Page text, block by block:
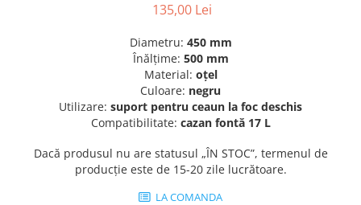
135,00 Lei
Diametru: 450 mm
Înălțime: 500 mm
Material: oțel
Culoare: negru
Utilizare: suport pentru ceaun la foc deschis
Compatibilitate: cazan fontă 17 L
Dacă produsul nu are statusul „ÎN STOC”, termenul de
producție este de 15-20 zile lucrătoare.
LA COMANDA